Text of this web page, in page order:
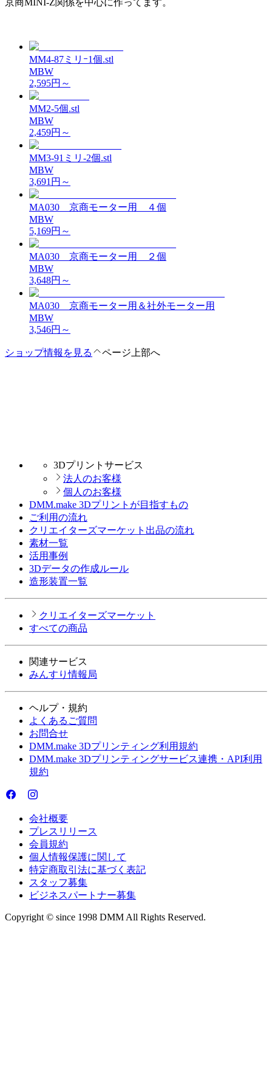
京商MINI-Z関係を中心に作ってます。
MM4-87ミリｰ1個.stl
MBW
2,595円～
MM2-5個.stl
MBW
2,459円～
MM3-91ミリ-2個.stl
MBW
3,691 円～
MA030 京商モーター用 ４個
MBW
5,169円～
MA030 京商モーター用 ２個
MBW
3,648円～
MA030 京商モーター用＆社外モーター用
MBW
3,546円～
ショップ情報を見る ページ上部へ
3Dプリントサービス
法人のお客様
個人のお客様
DMM.make 3Dプリントが目指すもの
ご利用の流れ
クリエイターズマーケット出品の流れ
素材一覧
活用事例
3Dデータの作成ルール
造形装置一覧
クリエイターズマーケット
すべての商品
関連サービス
みんすり情報局
ヘルプ・規約
よくあるご質問
お問合せ
DMM.make 3Dプリンティング利用規約
DMM.make 3Dプリンティングサービス連携・API利用
規約
会社概要
プレスリリース
会員規約
個人情報保護に関して
特定商取引法に基づく表記
スタッフ募集
ビジネスパートナー募集
Copyright © since 1998 DMM All Rights Reserved.